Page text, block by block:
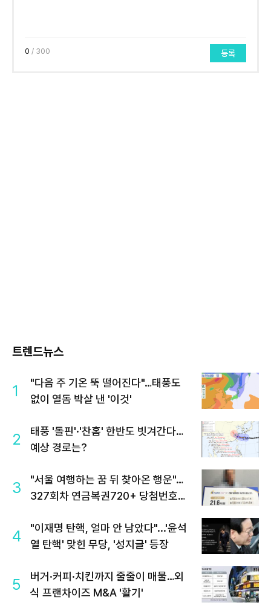
0 / 300 등록
트렌드뉴스
1
"다음 주 기온 뚝 떨어진다"…태풍도
없이 열돔 박살 낸 '이것'
2
태풍 '돌핀'·'찬홈' 한반도 빗겨간다…
예상 경로는?
3
"서울 여행하는 꿈 뒤 찾아온 행운"…
327회차 연금복권720+ 당첨번호조
4
"이재명 탄핵, 얼마 안 남았다"...'윤석
열 탄핵' 맞힌 무당, '성지글' 등장
5
버거·커피·치킨까지 줄줄이 매물…외
식 프랜차이즈 M&A '활기'